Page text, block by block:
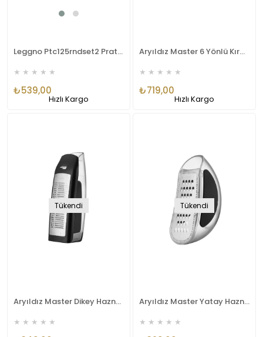
Leggno Ptc125rndset2 Pratico Katlanır İki Yüzeyli Rende Seti
★ ★ ★ ★ ★
₺539,00
Hızlı Kargo
Aryıldız Master 6 Yönlü Kırmızı Rende AR250242
★ ★ ★ ★ ★
₺719,00
Hızlı Kargo
Tükendi
Aryıldız Master Dikey Hazneli Rende AR250204
★ ★ ★ ★ ★
Tükendi
Aryıldız Master Yatay Hazneli Rende AR250198
★ ★ ★ ★ ★